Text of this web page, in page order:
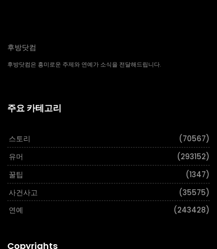
후방닷컴
후방닷컴은 흥미로운 주제와 연예가 소식을 전달해드립니다.
주요 카테고리
스토리
(70567)
유머
(293152)
꿀팁
(1347)
사건사고
(35575)
연예
(243428)
Copyrights